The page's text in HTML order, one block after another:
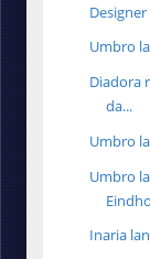
Umbro
Diadora
da...
Umbro
Umbro
Inaria